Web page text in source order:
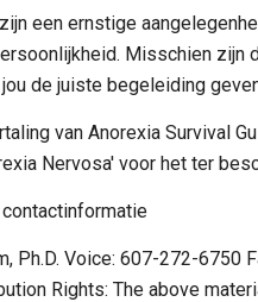
een ernstige
Misschien zijn
de juiste begeleiding
van Anorexia Survival
Nervosa' voor het ter
Ph.D. Voice: 607-272-
Rights: The above